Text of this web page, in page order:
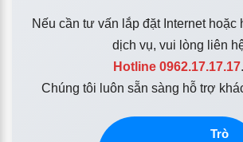
Nếu cần tư vấn lắp đặt Internet hoặc
dịch vụ, vui lòng liên
Hotline 0962.17.17.17.
Chúng tôi luôn sẵn sàng hỗ trợ
Trò